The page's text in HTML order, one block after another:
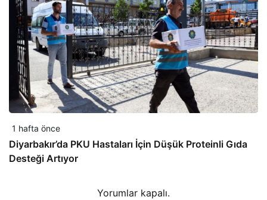
1 hafta önce
Diyarbakır’da PKU Hastaları İçin Düşük Proteinli Gıda
Desteği Artıyor
Yorumlar kapalı.